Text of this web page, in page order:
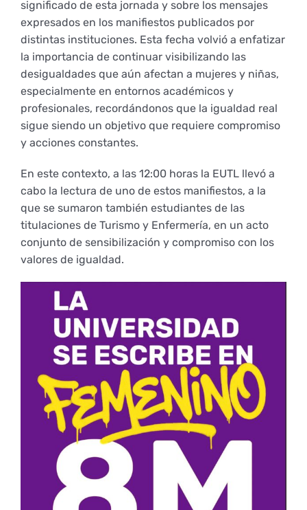
Comisiones
Personal
Empresas
Coordinador y tutores
Renovación acreditación
Memoria verificación
Informes
Impresos y formularios
Documentos
Impresos y formularios
Correo institucional
Delegación de Estudiantes
Estatuto estudiante universitario
Plan de acción tutorial
Programa Mentor
Derechos y deberes
Representantes
Primer Encuentro (2025)
Edición 2025 (UVL 2025)
Edición 2026 (UVL 2026)
significado de esta jornada y sobre los mensajes
expresados en los manifiestos publicados por
distintas instituciones. Esta fecha volvió a enfatizar
la importancia de continuar visibilizando las
desigualdades que aún afectan a mujeres y niñas,
especialmente en entornos académicos y
profesionales, recordándonos que la igualdad real
sigue siendo un objetivo que requiere compromiso
y acciones constantes.
En este contexto, a las 12:00 horas la EUTL llevó a
cabo la lectura de uno de estos manifiestos, a la
que se sumaron también estudiantes de las
titulaciones de Turismo y Enfermería, en un acto
conjunto de sensibilización y compromiso con los
valores de igualdad.